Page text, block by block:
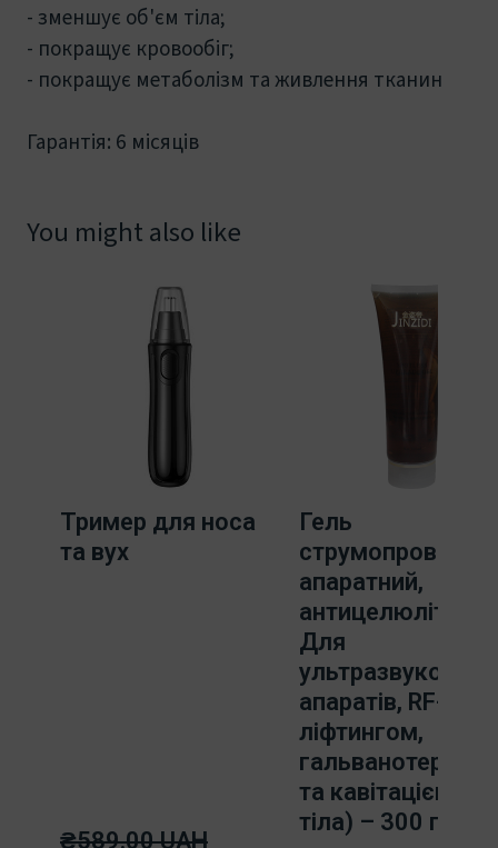
- зменшує об'єм тіла;
- покращує кровообіг;
- покращує метаболізм та живлення тканин
Гарантія: 6 місяців
You might also like
Тример для носа
та вух
₴589.00 UAH
Гель
апаратний,
антицелюлітний.
Для
ультразвукових
апаратів, RF-
ліфтингом,
та кавітацією
тіла) – 300 г.